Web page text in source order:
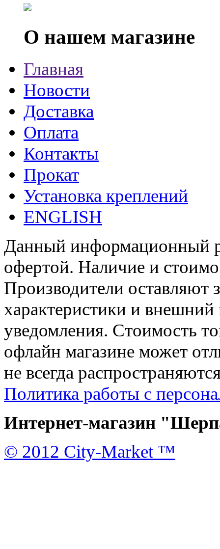
О нашем магазине
Главная
Новости
Доставка
Оплата
Контакты
Прокат
Установка креплений
ENGLISH
Данный информационный
офертой. Наличие и
Производители оставляют
характеристики и внешний
уведомления. Стоимость
офлайн магазине может
не всегда
Политика работы с
Интернет-магазин
© 2012 City-Market ™